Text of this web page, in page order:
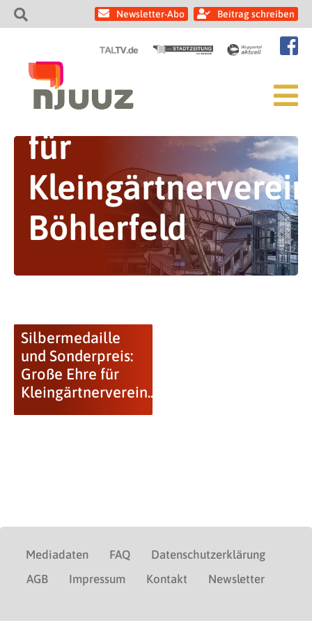
Newsletter-Abo Beitrag schreiben
für
Kleingärtnerverein
Böhlerfeld
Silbermedaille
und Sonderpreis:
Große Ehre für
Kleingärtnerverein...
Mediadaten FAQ
Datenschutzerklärung
AGB
Impressum Kontakt Newsletter